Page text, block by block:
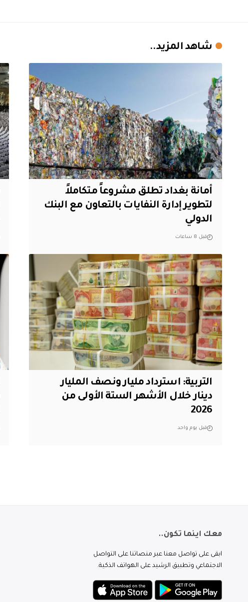
شاهد المزيد..
أمانة بغداد تطلق مشروعاً متكاملاً
لتطوير إدارة النفايات بالتعاون مع البنك
الدولي
قبل 8 ساعات
التربية: استرداد مليار ونصف المليار
دينار خلال الأشهر الستة الأولى من
2026
قبل يوم واحد
معك اينما تكون..
ابقى على تواصل معنا عبر منصاتنا على التواصل
الاجتماعي وتطبيق الرشيد على الهواتف الذكية.